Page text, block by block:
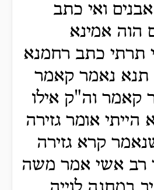
ואי כתב
הוה אמינא
תרתי כתב רחמנא
תנא נאמר קאמר
קאמר וה"ק אילו
אומר גזירה
קרא גזירה
רב אשי אמר משה